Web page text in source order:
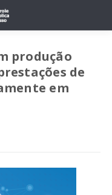
produção
de
em